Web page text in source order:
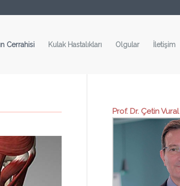
Cerrahisi Kulak Hastalıkları Olgular İletişim
Prof. Dr. Çetin Vural